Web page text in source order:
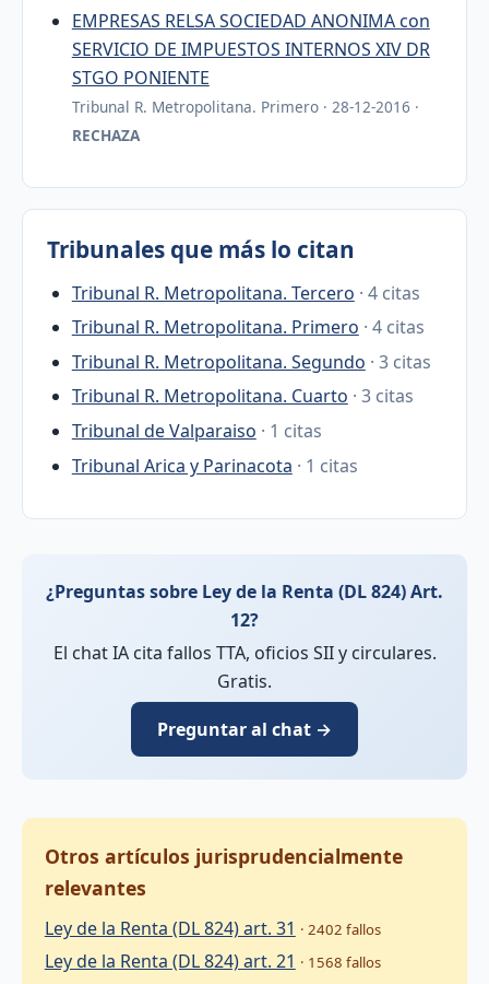
EMPRESAS RELSA SOCIEDAD ANONIMA con
SERVICIO DE IMPUESTOS INTERNOS XIV DR
STGO PONIENTE
Tribunal R. Metropolitana. Primero · 28-12-2016 ·
RECHAZA
Tribunales que más lo citan
Tribunal R. Metropolitana. Tercero · 4 citas
Tribunal R. Metropolitana. Primero · 4 citas
Tribunal R. Metropolitana. Segundo · 3 citas
Tribunal R. Metropolitana. Cuarto · 3 citas
Tribunal de Valparaiso · 1 citas
Tribunal Arica y Parinacota · 1 citas
¿Preguntas sobre Ley de la Renta (DL 824) Art.
12?
El chat IA cita fallos TTA, oficios SII y circulares.
Gratis.
Preguntar al chat →
Otros artículos jurisprudencialmente
relevantes
Ley de la Renta (DL 824) art. 31 · 2402 fallos
Ley de la Renta (DL 824) art. 21 · 1568 fallos